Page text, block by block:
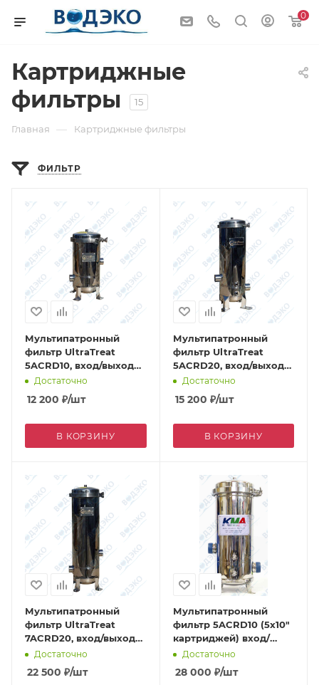
0
Картриджные
фильтры
15
Главная — Картриджные фильтры
ФИЛЬТР
Мультипатронный
фильтр UltraTreat
5ACRD10, вход/выход
1,5"Достаточно
12 200 ₽/шт
В КОРЗИНУ
Мультипатронный
фильтр UltraTreat
5ACRD20, вход/выход
1,5"Достаточно
15 200 ₽/шт
В КОРЗИНУ
Мультипатронный
фильтр UltraTreat
7ACRD20, вход/выход
2,0"Достаточно
22 500 ₽/шт
Мультипатронный
фильтр 5ACRD10 (5х10"
картриджей) вход/
выход 1,5" дренаж 1/4"
Достаточно
28 000 ₽/шт